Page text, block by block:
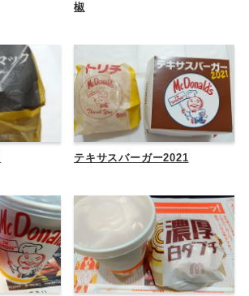
椒
テキサスバーガー2021